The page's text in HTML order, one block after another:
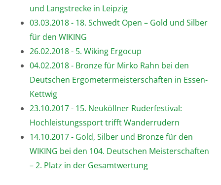
und Langstrecke in Leipzig
03.03.2018 - 18. Schwedt Open – Gold und Silber
für den WIKING
26.02.2018 - 5. Wiking Ergocup
04.02.2018 - Bronze für Mirko Rahn bei den
Deutschen Ergometermeisterschaften in Essen-
Kettwig
23.10.2017 - 15. Neuköllner Ruderfestival:
Hochleistungssport trifft Wanderrudern
14.10.2017 - Gold, Silber und Bronze für den
WIKING bei den 104. Deutschen Meisterschaften
– 2. Platz in der Gesamtwertung